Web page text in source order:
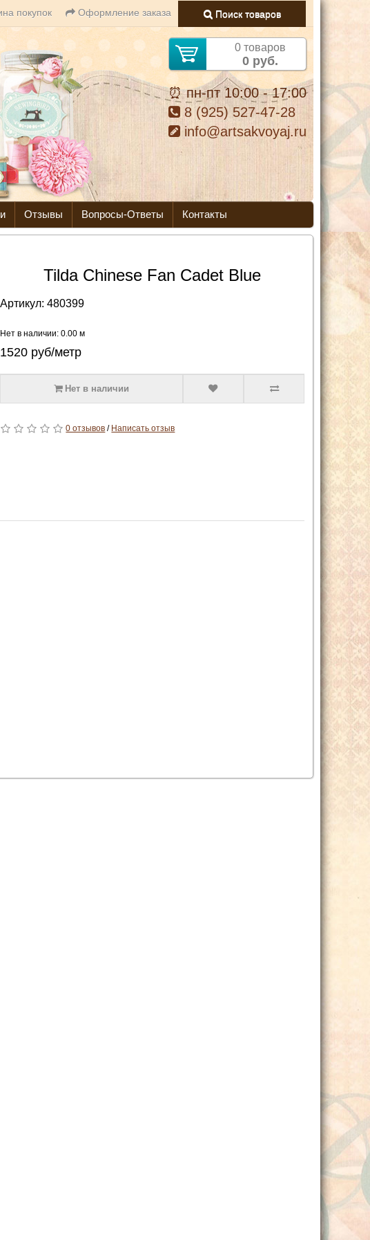
покупок Оформление заказа Поиск товаров
0 товаров
0 руб.
⏰ пн-пт 10:00 - 17:00
8 (925) 527-47-28
info@artsakvoyaj.ru
Отзывы Вопросы-Ответы Контакты
Tilda Chinese Fan Cadet Blue
Артикул:480399
Нет в наличии: 0.00 м
1520 руб/метр
Нет в наличии
0 отзывов / Написать отзыв